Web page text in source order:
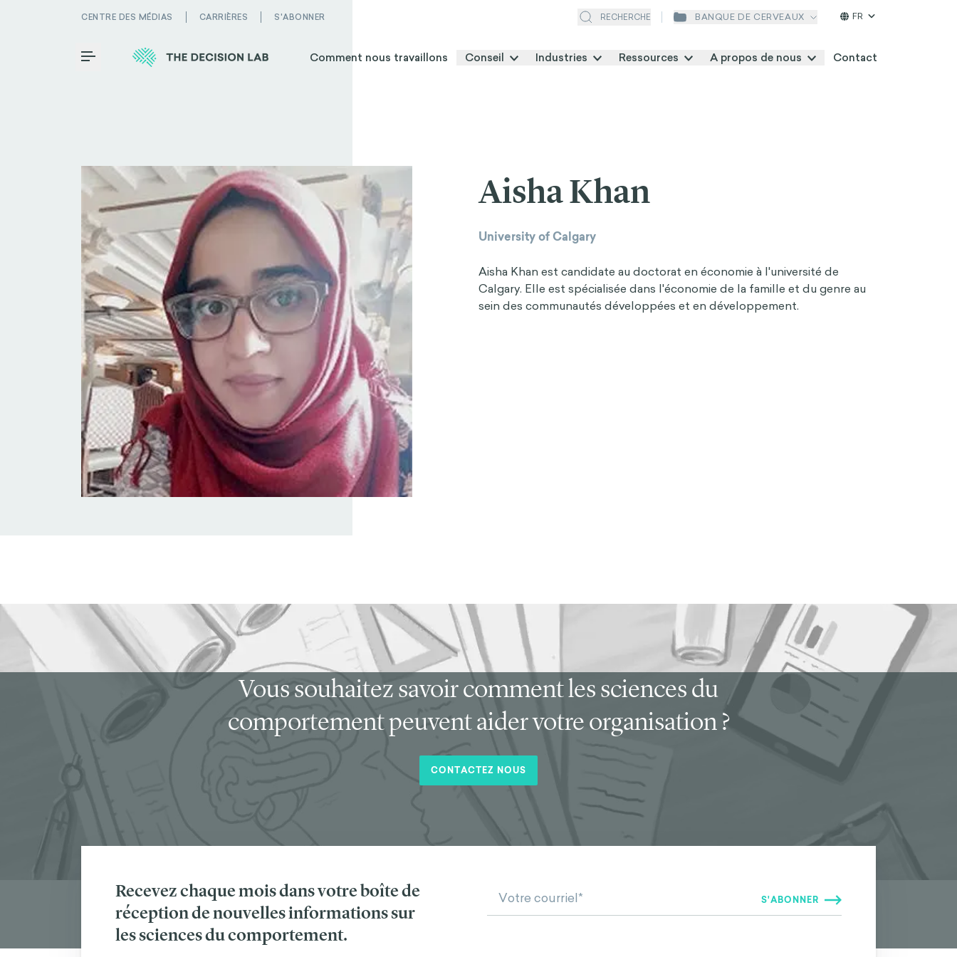
CENTRE DES MÉDIAS CARRIÈRES S'ABONNER RECHERCHE BANQUE DE CERVEAUX FR
Toggle Menu Comment nous travaillons Conseil Industries Ressources A propos de nous Contact
Aisha Khan
University of Calgary
Aisha Khan est candidate au doctorat en économie à l'université de
Calgary. Elle est spécialisée dans l'économie de la famille et du genre au
sein des communautés développées et en développement.
Vous souhaitez savoir comment les sciences du
comportement peuvent aider votre organisation ?
CONTACTEZ NOUS
Recevez chaque mois dans votre boîte de
réception de nouvelles informations sur
les sciences du comportement.